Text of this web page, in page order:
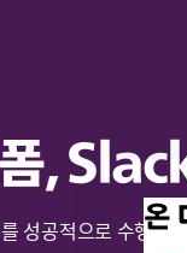
,
성공적으로 수행할
온